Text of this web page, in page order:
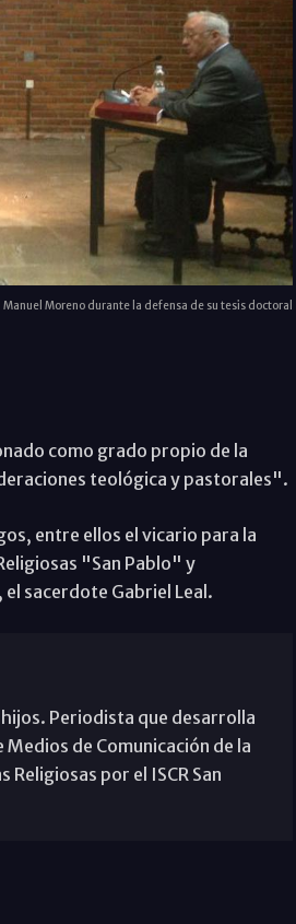
Manuel Moreno durante la defensa de su tesis doctoral
como grado propio de la
teológica y pastorales".
entre ellos el vicario para la
"San Pablo" y
sacerdote Gabriel Leal.
Periodista que desarrolla
de Comunicación de la
Religiosas por el ISCR San